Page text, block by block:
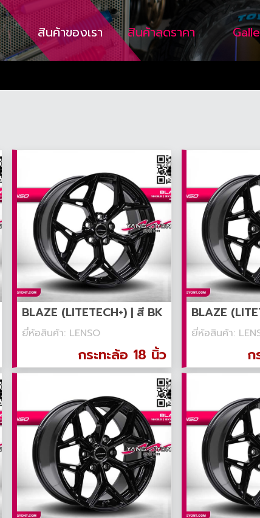
สินค้าของเรา สินค้าลดราคา
BLAZE (LITETECH+) | สี BK
ยี่ห้อสินค้า: LENSO
กระทะล้อ 18 นิ้ว
BLAZE
ยี่ห้อสินค้า:
ก